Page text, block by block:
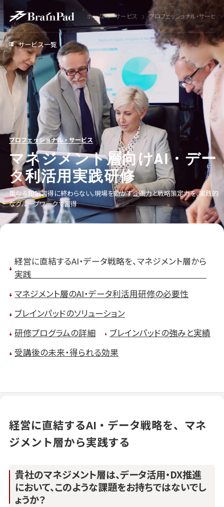
ホーム サービス プロフェッショナル・サービス
プロフェッショナル・サービス
マネジメント層向けAI・デー
タ利活用実践研修
単なる知識習得に終わらない。現場を動かす企画力と戦略策定力を、実践的
なグループワークで習得
経営に直結するAI・データ戦略を、マネジメント層から
実践
マネジメント層のAI・データ利活用研修の必要性
ブレインパッドのソリューション
研修プログラムの詳細
ブレインパッドの強みと実績
受講後の未来・得られる効果
経営に直結するAI・データ戦略を、マネ
ジメント層から実践する
貴社のマネジメント層は、データ活用・DX推進
において、このような課題をお持ちではないでし
ょうか？
サービス一覧